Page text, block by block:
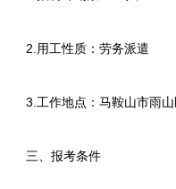
2.用工性质：劳务派遣
3.工作地点：马鞍山市雨山
三、报考条件